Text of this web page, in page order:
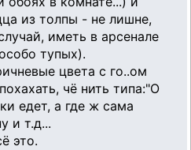
из толпы - не лишне,
иметь в арсенале
тупых).
цвета с го..ом
чё нить типа:"О
едет, а где ж сама
и т.д...
это.